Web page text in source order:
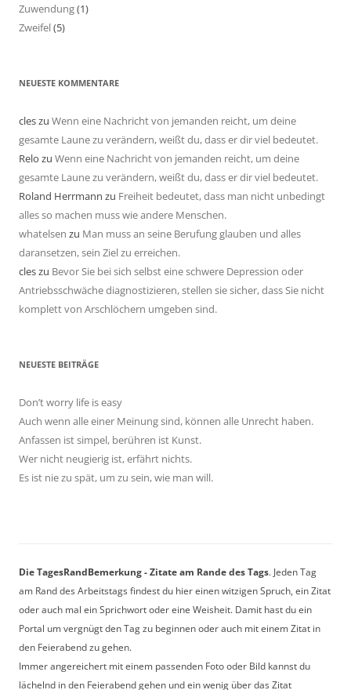
Zuwendung(1)
Zweifel(5)
NEUESTE KOMMENTARE
cleszu Wenn eine Nachricht von jemanden reicht, um deine
gesamte Laune zu verändern, weißt du, dass er dir viel bedeutet.
Relo zu Wenn eine Nachricht von jemanden reicht, um deine
gesamte Laune zu verändern, weißt du, dass er dir viel bedeutet.
Roland Herrmann zu Freiheit bedeutet, dass man nicht unbedingt
alles so machen muss wie andere Menschen.
whatelsen zu Man muss an seine Berufung glauben und alles
daransetzen, sein Ziel zu erreichen.
cleszu Bevor Sie bei sich selbst eine schwere Depression oder
Antriebsschwäche diagnostizieren, stellen sie sicher, dass Sie nicht
komplett von Arschlöchern umgeben sind.
NEUESTE BEITRÄGE
Don’t worry life is easy
Auch wenn alle einer Meinung sind, können alle Unrecht haben.
Anfassen ist simpel, berühren ist Kunst.
Wer nicht neugierig ist, erfährt nichts.
Es ist nie zu spät, um zu sein, wie man will.
Die TagesRandBemerkung - Zitate am Rande des Tags. Jeden Tag
am Rand des Arbeitstags findest du hier einen witzigen Spruch, ein Zitat
oder auch mal ein Sprichwort oder eine Weisheit. Damit hast du ein
Portal um vergnügt den Tag zu beginnen oder auch mit einem Zitat in
den Feierabend zu gehen.
Immer angereichert mit einem passenden Foto oder Bild kannst du
lächelnd in den Feierabend gehen und ein wenig über das Zitat